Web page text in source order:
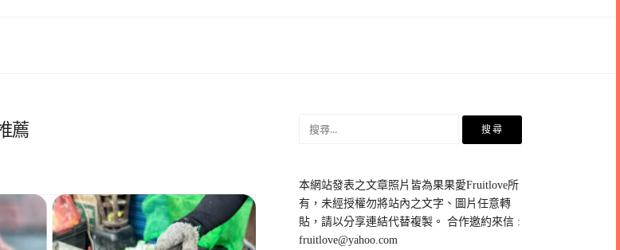
薦
鍵
字:
本網站發表之文章照片皆為果果愛Fruitlove所
有，未經授權勿將站內之文字、圖片任意轉
貼，請以分享連結代替複製。 合作邀約來信 :
fruitlove@yahoo.com